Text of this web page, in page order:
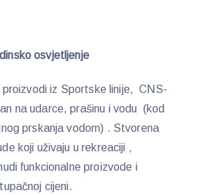
osvjetljenje
iz Sportske linije, CNS-
na udarce, prašinu i vodu (kod
prskanja vodom) . Stvorena
koji uživaju u rekreaciji ,
funkcionalne proizvode i
cijeni.